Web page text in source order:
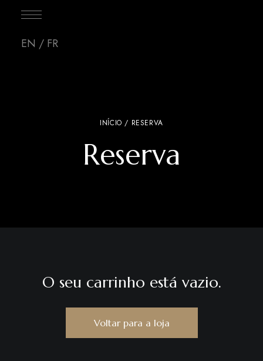
EN / FR
INÍCIO / RESERVA
Reserva
O seu carrinho está vazio.
Voltar para a loja